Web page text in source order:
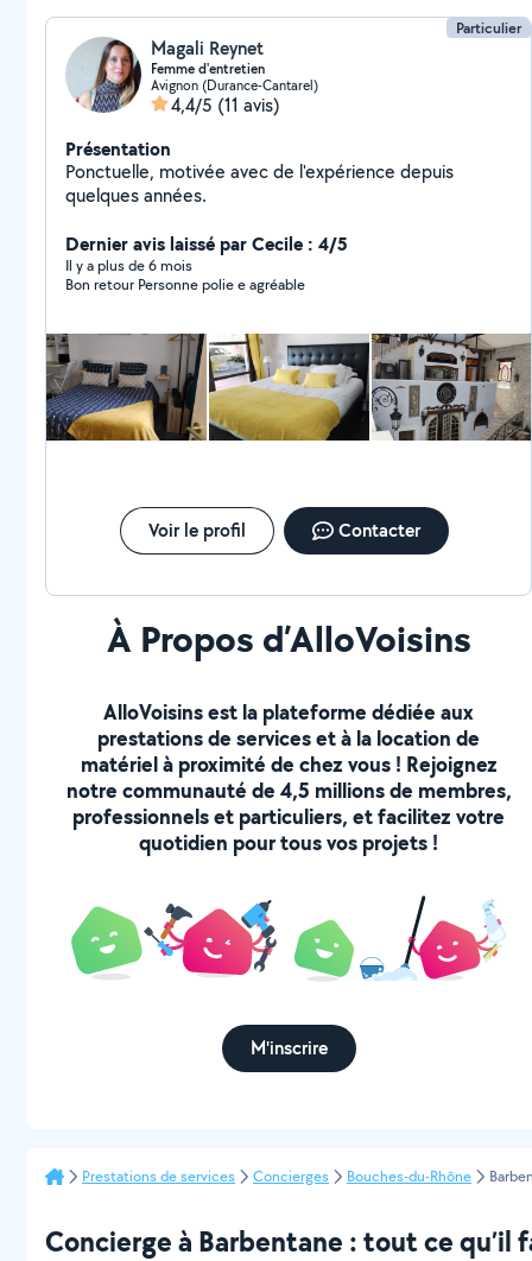
Particulier
Magali Reynet
Femme d'entretien
Avignon (Durance-Cantarel)
4,4/5 (11 avis)
Présentation
Ponctuelle, motivée avec de l'expérience depuis
quelques années.
Dernier avis laissé par Cecile : 4/5
Il y a plus de 6 mois
Bon retour Personne polie e agréable
Voir le profil Contacter
À Propos d’AlloVoisins
AlloVoisins est la plateforme dédiée aux
prestations de services et à la location de
matériel à proximité de chez vous ! Rejoignez
notre communauté de 4,5 millions de membres,
professionnels et particuliers, et facilitez votre
quotidien pour tous vos projets !
M'inscrire
Prestations de services Concierges Bouches-du-Rhône
Concierge à Barbentane : tout ce qu’il